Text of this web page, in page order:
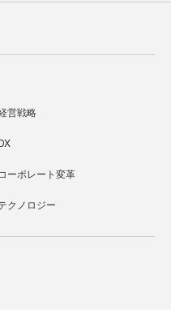
営戦略
コーポレート変革
クノロジー